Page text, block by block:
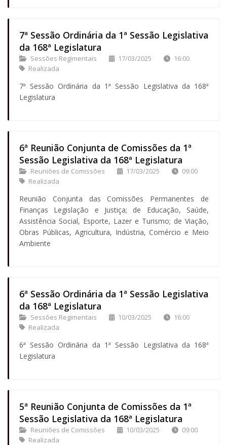
7ª Sessão Ordinária da 1ª Sessão Legislativa
da 168ª Legislatura
Sessões Regimentais 17/03/2025
16:00
Realizada
7ª Sessão Ordinária da 1ª Sessão Legislativa da 168ª
Legislatura
6ª Reunião Conjunta de Comissões da 1ª
Sessão Legislativa da 168ª Legislatura
Reuniões de Comissões 17/03/2025
09:00
Realizada
Reunião Conjunta das Comissões Permanentes de
Finanças Legislação e Justiça; de Educação, Saúde,
Assistência Social, Esporte, Lazer e Turismo; de Viação,
Obras Públicas, Agricultura, Indústria, Comércio e Meio
Ambiente
6ª Sessão Ordinária da 1ª Sessão Legislativa
da 168ª Legislatura
Sessões Regimentais 10/03/2025
16:00
Realizada
6ª Sessão Ordinária da 1ª Sessão Legislativa da 168ª
Legislatura
5ª Reunião Conjunta de Comissões da 1ª
Sessão Legislativa da 168ª Legislatura
Reuniões de Comissões 10/03/2025
09:00
Realizada